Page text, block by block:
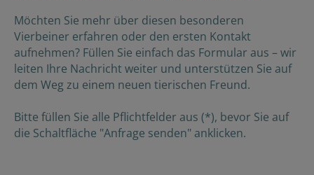
Möchten Sie mehr über diesen besonderen
Vierbeiner erfahren oder den ersten Kontakt
aufnehmen? Füllen Sie einfach das Formular aus – wir
leiten Ihre Nachricht weiter und unterstützen Sie auf
dem Weg zu einem neuen tierischen Freund.
Bitte füllen Sie alle Pflichtfelder aus (*), bevor Sie auf
die Schaltfläche "Anfrage senden" anklicken.